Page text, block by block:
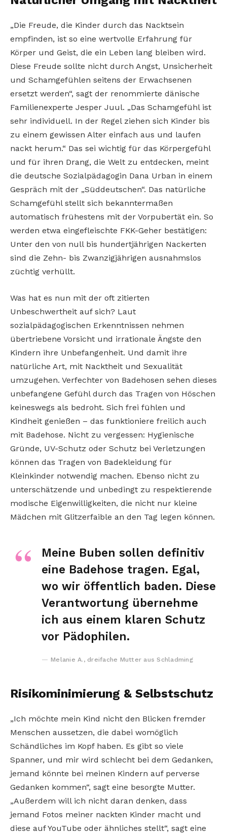
„Die Freude, die Kinder durch das Nacktsein
empfinden, ist so eine wertvolle Erfahrung für
Körper und Geist, die ein Leben lang bleiben wird.
Diese Freude sollte nicht durch Angst, Unsicherheit
und Schamgefühlen seitens der Erwachsenen
ersetzt werden“, sagt der renommierte dänische
Familienexperte Jesper Juul. „Das Schamgefühl ist
sehr individuell. In der Regel ziehen sich Kinder bis
zu einem gewissen Alter einfach aus und laufen
nackt herum.“ Das sei wichtig für das Körpergefühl
und für ihren Drang, die Welt zu entdecken, meint
die deutsche Sozialpädagogin Dana Urban in einem
Gespräch mit der „Süddeutschen“. Das natürliche
Schamgefühl stellt sich bekanntermaßen
automatisch frühestens mit der Vorpubertät ein. So
werden etwa eingefleischte FKK-Geher bestätigen:
Unter den von null bis hundertjährigen Nackerten
sind die Zehn- bis Zwanzigjährigen ausnahmslos
züchtig verhüllt.
Was hat es nun mit der oft zitierten
Unbeschwertheit auf sich? Laut
sozialpädagogischen Erkenntnissen nehmen
übertriebene Vorsicht und irrationale Ängste den
Kindern ihre Unbefangenheit. Und damit ihre
natürliche Art, mit Nacktheit und Sexualität
umzugehen. Verfechter von Badehosen sehen dieses
unbefangene Gefühl durch das Tragen von Höschen
keineswegs als bedroht. Sich frei fühlen und
Kindheit genießen – das funktioniere freilich auch
mit Badehose. Nicht zu vergessen: Hygienische
Gründe, UV-Schutz oder Schutz bei Verletzungen
können das Tragen von Badekleidung für
Kleinkinder notwendig machen. Ebenso nicht zu
unterschätzende und unbedingt zu respektierende
modische Eigenwilligkeiten, die nicht nur kleine
Mädchen mit Glitzerfaible an den Tag legen können.
Meine Buben sollen definitiv
eine Badehose tragen. Egal,
wo wir öffentlich baden. Diese
Verantwortung übernehme
ich aus einem klaren Schutz
vor Pädophilen.
Melanie A., dreifache Mutter aus Schladming
Risikominimierung & Selbstschutz
„Ich möchte mein Kind nicht den Blicken fremder
Menschen aussetzen, die dabei womöglich
Schändliches im Kopf haben. Es gibt so viele
Spanner, und mir wird schlecht bei dem Gedanken,
jemand könnte bei meinen Kindern auf perverse
Gedanken kommen“, sagt eine besorgte Mutter.
„Außerdem will ich nicht daran denken, dass
jemand Fotos meiner nackten Kinder macht und
diese auf YouTube oder ähnliches stellt“, sagt eine